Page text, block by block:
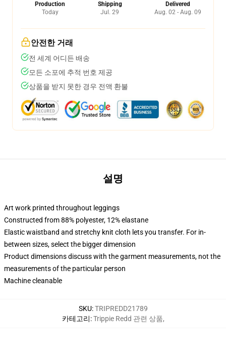
Production
Today
Shipping
Jul. 29
Delivered
Aug. 02 - Aug. 09
안전한 거래
전 세계 어디든 배송
모든 소포에 추적 번호 제공
상품을 받지 못한 경우 전액 환불
설명
Art work printed throughout leggings
Constructed from 88% polyester, 12% elastane
Elastic waistband and stretchy knit cloth lets you transfer. For in-
between sizes, select the bigger dimension
Product dimensions discuss with the garment measurements, not the
measurements of the particular person
Machine cleanable
SKU:TRIPREDD21789
카테고리:Trippie Redd 관련 상품,